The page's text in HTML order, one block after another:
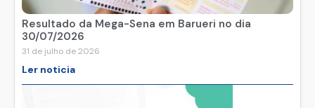
Resultado da Mega-Sena em Barueri no dia
30/07/2026
31 de julho de 2026
Ler noticia